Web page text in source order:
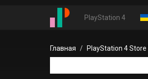
PlayStation 4
Главная PlayStation 4 Store